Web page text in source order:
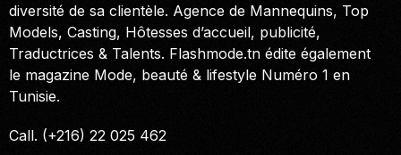
diversité de sa clientèle. Agence de Mannequins, Top
Models, Casting, Hôtesses d’accueil, publicité,
Traductrices & Talents. Flashmode.tn édite également
le magazine Mode, beauté & lifestyle Numéro 1 en
Tunisie.
Call. (+216) 22 025 462